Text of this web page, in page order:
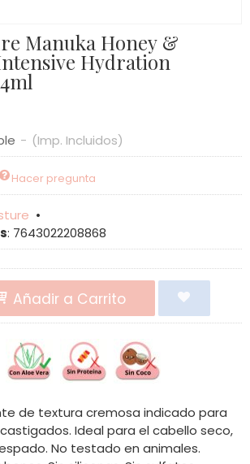
Manuka Honey &
Hydration
- (Imp. Incluidos)
Hacer pregunta
•
: 7643022208868
Añadir a Carrito
de textura cremosa indicado para
Ideal para el cabello seco,
No testado en animales.